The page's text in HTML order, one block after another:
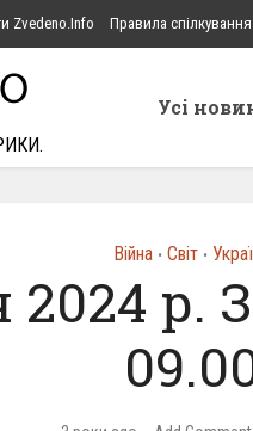
Zvedeno.Info Правила спілкування
Усі
Війна • Світ •
2024